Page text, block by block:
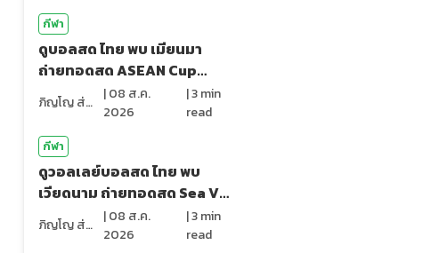
กีฬา
ดูบอลสด ไทย พบ เมียนมา
ถ่ายทอดสด ASEAN Cup
2026 (8 ส.ค. 69)
ภิญโญ ส่องแสง |08 ส.ค.
2026
|3min
read
กีฬา
ดูวอลเลย์บอลสด ไทย พบ
เวียดนาม ถ่ายทอดสด Sea V
League 2026
ภิญโญ ส่องแสง |08 ส.ค.
2026
|3min
read